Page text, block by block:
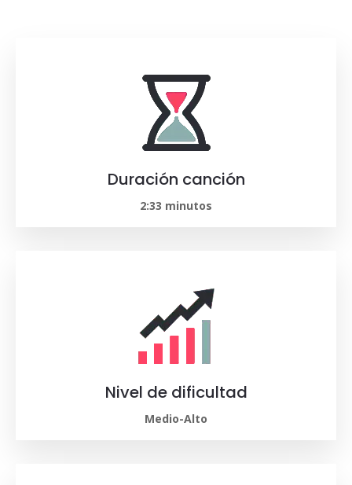
Duración canción
2:33 minutos
Nivel de dificultad
Medio-Alto